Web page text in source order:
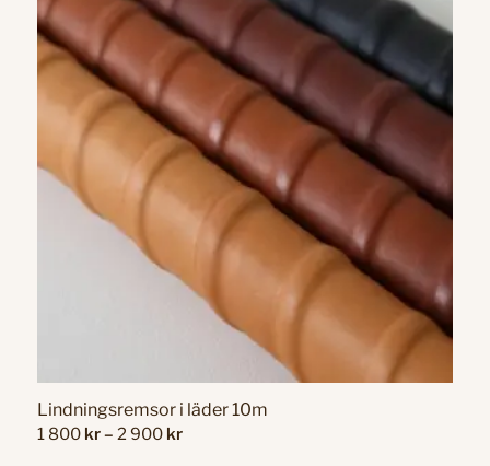
Lindningsremsor i läder 10m
1 800 kr– 2 900 krPrisintervall: